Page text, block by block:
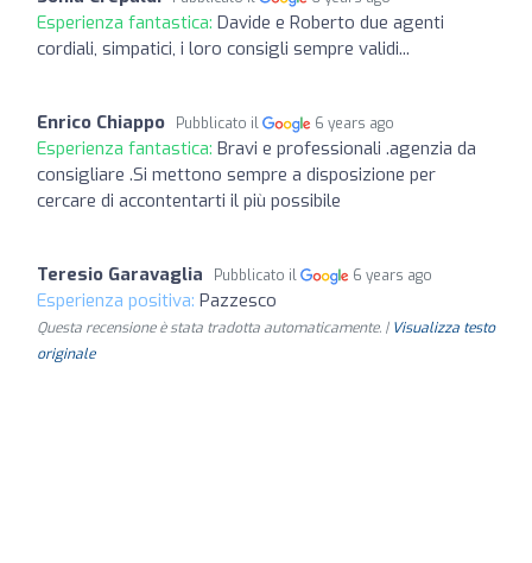
Esperienza fantastica: Davide e Roberto due agenti
cordiali, simpatici, i loro consigli sempre validi...
Enrico Chiappo Pubblicato il 6 years ago
Esperienza fantastica: Bravi e professionali .agenzia da
consigliare .Si mettono sempre a disposizione per
cercare di accontentarti il più possibile
Teresio Garavaglia Pubblicato il 6 years ago
Esperienza positiva: Pazzesco
Questa recensione è stata tradotta automaticamente. | Visualizza testo
originale